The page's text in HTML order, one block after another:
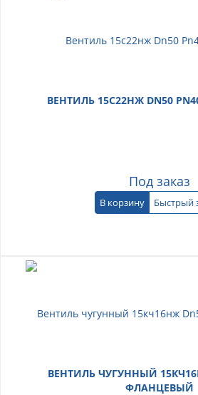
ВЕНТИЛЬ 15С22НЖ DN50
Под заказ
В корзину Быстрый
ВЕНТИЛЬ ЧУГУННЫЙ
ФЛАНЦЕВЫЙ